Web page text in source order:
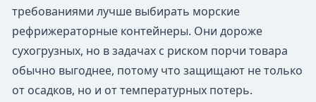
требованиями лучше выбирать морские
рефрижераторные контейнеры. Они дороже
сухогрузных, но в задачах с риском порчи товара
обычно выгоднее, потому что защищают не только
от осадков, но и от температурных потерь.